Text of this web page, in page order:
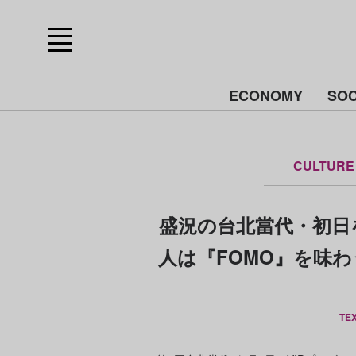
ECONOMY
CULTURE
盛況の台北當代・初
人は『FOMO』を味